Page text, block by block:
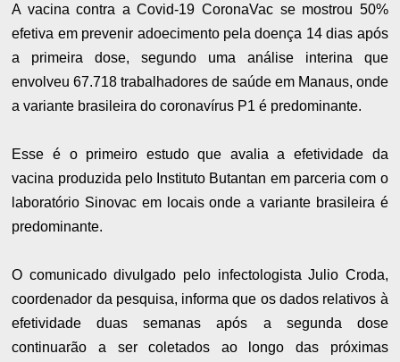
A vacina contra a Covid-19 CoronaVac se mostrou 50%
efetiva em prevenir adoecimento pela doença 14 dias após
a primeira dose, segundo uma análise interina que
envolveu 67.718 trabalhadores de saúde em Manaus, onde
a variante brasileira do coronavírus P1 é predominante.
Esse é o primeiro estudo que avalia a efetividade da
vacina produzida pelo Instituto Butantan em parceria com o
laboratório Sinovac em locais onde a variante brasileira é
predominante.
O comunicado divulgado pelo infectologista Julio Croda,
coordenador da pesquisa, informa que os dados relativos à
efetividade duas semanas após a segunda dose
continuarão a ser coletados ao longo das próximas